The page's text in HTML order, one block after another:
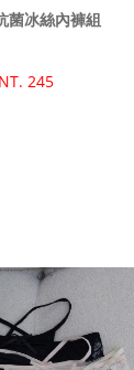
菌冰絲內褲組
NT. 245